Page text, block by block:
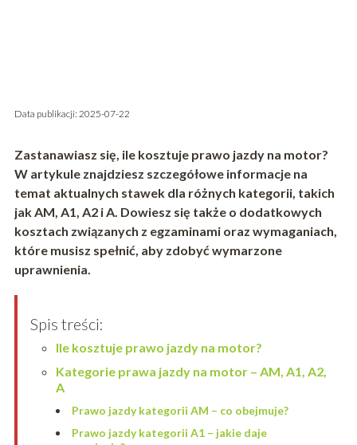
Data publikacji: 2025-07-22
Zastanawiasz się, ile kosztuje prawo jazdy na motor?
W artykule znajdziesz szczegółowe informacje na
temat aktualnych stawek dla różnych kategorii, takich
jak AM, A1, A2 i A. Dowiesz się także o dodatkowych
kosztach związanych z egzaminami oraz wymaganiach,
które musisz spełnić, aby zdobyć wymarzone
uprawnienia.
Spis treści:
Ile kosztuje prawo jazdy na motor?
Kategorie prawa jazdy na motor – AM, A1, A2,
A
Prawo jazdy kategorii AM – co obejmuje?
Prawo jazdy kategorii A1 – jakie daje